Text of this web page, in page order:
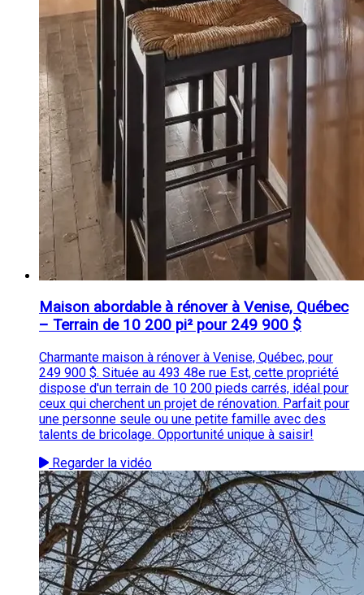
Maison abordable à rénover à Venise, Québec
– Terrain de 10 200 pi² pour 249 900 $
Charmante maison à rénover à Venise, Québec, pour
249 900 $. Située au 493 48e rue Est, cette propriété
dispose d'un terrain de 10 200 pieds carrés, idéal pour
ceux qui cherchent un projet de rénovation. Parfait pour
une personne seule ou une petite famille avec des
talents de bricolage. Opportunité unique à saisir!
Regarder la vidéo